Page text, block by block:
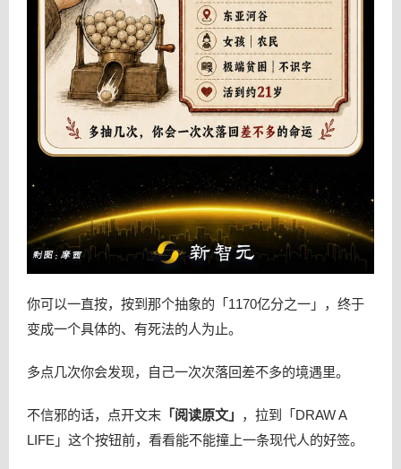
你可以一直按，按到那个抽象的「1170亿分之一」，终于
变成一个具体的、有死法的人为止。
多点几次你会发现，自己一次次落回差不多的境遇里。
不信邪的话，点开文末 「阅读原文」
，拉到「DRAW A
LIFE」这个按钮前，看看能不能撞上一条现代人的好签。